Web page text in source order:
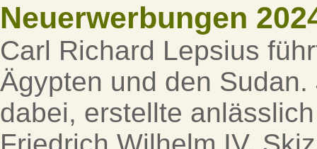
Neuerwerbungen
Carl Richard Lepsius
Ägypten und den
dabei, erstellte